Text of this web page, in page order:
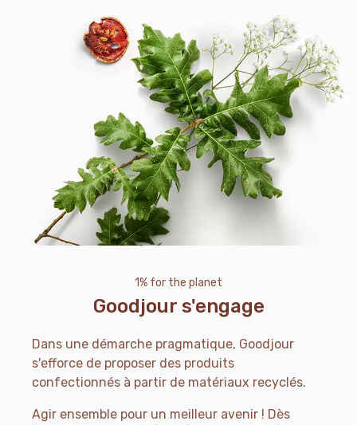
1% for the planet
Goodjour s'engage
Dans une démarche pragmatique, Goodjour
s'efforce de proposer des produits
confectionnés à partir de matériaux recyclés.
Agir ensemble pour un meilleur avenir ! Dès